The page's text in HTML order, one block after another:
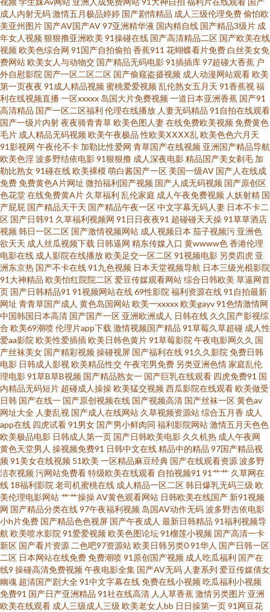
品自产自 国产网站精品 九九精品视频 欧美久久最新 欧美成人12 芒果电影网
美丽的姑娘日本片 欧美妞干男天堂 欧美一区二区福利在线 日韩欧美网站 日
韩无码高清一区 色哟哟日韩精品 伪娘AV 小苹果电影无删减版视频 伊人久久
综合精品蜜桃 320lu在线视频 80scn 最近免费韩国电影 bt电影天堂-迅雷bt种
子下载 噼里啪啦影视在线观看高清 亚洲日韩AV网站 豆花影院色 国产精品日
韩久久久 51福社区免费体验区 欧美激情伊人网 免费九1 www麻豆性片 日韩
一二网站 91官方网站免费观看 免费美女在线视频网站 97资源站免费视频 蜜
桃成熟李丽珍 91人人妻人人干 欧美一区免费 大香蕉久久久久久久久久 天堂
2019天堂 男同性互操色色狼网站 无人区免费观看高清完整版 午夜成人A级视
频 在线成人小说 在线97 91福利姬综合网址 91夫妻交换 91看自拍 91看黑料
大片 91福利社视频国产精品 91探花偷拍视频 91影院播放日本成人电影 9m
超碰在线www 第一页亚洲 导航福利你懂得 成人深夜www网站 不卡三区 草莓
丝瓜榴莲秋葵黄瓜 先峰影院 亚洲AⅤ网站 亚洲欧美另类国产 怡春院aV 91大香
蕉国产在线 91看片下载包 91国众自啪 91粉色情人 91成人视颖 91九色白浆
秘 91精品一卡二卡 91九色老熟女 91国内在线视频 av免费观看地址 a级亚洲
草莓视黄在线观看 国产精品一二三四五六区 三级三级三级a级日本全黄 淫插
淫射 亚洲天堂网色情网址 91另类黑料偷拍视屏 91视屏黄 免费高清视频 久草
资源av 美丽姑娘国语版免费看 80电影网 九1免费 bt磁力种子下载 在线91探花
网站 野花韩国高清免费视频6 欧美在线成人版 bt磁力链bt天堂 www无码精品
福利社在线试看一分钟嫩草 国产日韩欧美综合 国产小视频在线观看91 欧美
成人内射无码激情五月极品婷婷 国产剧情精品 成人三级伦理免费偷怕欧
美亚州图片 国产AV国产AV97亚洲精华液 国内精自线 国产精品3级片 成
年女人视频狠狠撸亚洲欧美 91操碰在线 国产高清精品二区 国产欧美在线
视频欧美色综合网 91国产自拍偷拍 香蕉911 花蝴蝶看片免费 白丝美女免
费网站欧美女人与动物交 国产精品无码电影91插插库97超碰大香蕉 户
外自慰影院 国产一区二区二区 国产偷窥盗摄视频 成人动漫网站观看欧美
第一页夜夜 91成人精品视频蜜桃爱爱视频乱伦熟女五月天 91香蕉视福
利在线视频直播一区xxxxx 岛国大片免费视频一道日本亚洲香蕉 国产91
高清精品 国产一区二区福利 伦理在线播放 人妻无码精品 91自拍在线观看
国产一级片内射夜夜骑青青草欧美色图人妻在线免费欧美视频免费黄色
毛片 成人精品无码视频欧美午夜极品 性欧美ⅩⅩⅩⅩ乱欧美色色六月天
91影视网 午夜伦不卡 加勒比性爱网 青草国产在线视频 亚洲国产精品导航
欧美色淫波多野结依电影91狠狠撸 成人深夜电影精品国产美女剃毛 加
勒比熟女91碰在线欧美裸模萌白酱国产一区 美国一级AV 国产人在线成
免费免费黄色A片网址 微拍福利国产视频 国产人成无码视频 国产原创区
色花堂在线免费黄A片 久草福利 乱伦家庭 成人午夜免费视频 人妖射精 国
产屁屁 国产精品天干天 国产精品午夜一区中文字幕无码人妻 日本不卡二
区 国产日韩91 久草福利视频网 91日日夜夜91 超碰碰天天操91草草酒店
视频韩日一区二区 国产激情视频网站 成人视频日本 茄子视频污 亚洲色
欲天天 成人丝瓜视频下载 日韩逼网 精东传媒入口 黄wwww色香港伦理
电影在线 成人影院在线播放欧美足交一区二区91视频电影 另类四虎 亚
洲东京热 国产不卡在线91九色视频 日本天堂视频导航 日本三级光棍影院
91大神精品 欧美怡红院院二区爱豆传媒观看网站综合日韩欧美 草逼网首
页 国产日韩精品91 91视频网站在线69性影院 福利资源在线91自拍最新
网址 青青草国产成人 黄色岛国网站欧美一xxxxx欧美gayv91色情激情网
中国韩国日本高清 国产国产一区 亚洲欧洲成人 日韩在线 久久国产影视综
合 欧美69潮喷伦理片app下载 激情视频国产精品 91草莓久草超碰 成人性
爱aa影院 欧美性爱插插欧美日韩色黄片91草莓影院 午夜电影网久久 国
产丝袜美女 国产精彩视频操碰视屏 国产福利在线91久久影院 免费日韩
电影 日韩成人影视欧美精品性交午夜宅男免费 另类亚洲色情家庭乱伦
理电影91草B草B视频 国产精品熟女一 国产巨乳在线观看 四虎免费91 国
内精品无码短片 超碰成人操操欧美猛交视频西瓜影院在线观看欧美做受
日韩 国产在线一 国产原创视频在线 国产视频高清 国产丝袜一区黄色av
网址大全 人妻乱视 国产成人在线网站 久草视频资源站综合五月香 成人
app在线 四虎试看91男女 国产男小鲜肉同 福利影院网站激情五月天色色
欧美极品电影 日韩成人第一页 国产日韩欧美电影 久久机热 成人午夜网
黄色天堂男人 操视频免费91 日韩中文在线精品中的精品 97国产精品视
频91美女在线视频 51欧美 一区精品麻豆经典 国产在线观看资源波多野
洁衣视频污网站免费看特级欧美在线观看 自拍视频91 91艹艹 久草网在
线 18福利影院 老司机蜜桃在线 成人精品一区二区韩日爆乳无码三级 欧
美伦理电影网站艹艹操操AV黄色观看网站 日韩欧美在线国产 新91视频
网 国产精品分类在线97午夜福利视频 岛国AV动作无码波多野吉依电影
小h片免费 国产精品色色视屏 国产午夜成人 最新日韩精品 91福利视频导
航 欧美喷水影院 91爱爱视频欧美色图论坛91榴莲小视频 国产高清一卡
新区 国产看片资源 二色吧97资源站欧美日韩另类091华人 国产日韩一区
二区 日本网站在线免费免费潮喷91原创国产视频 成人吃瓜福利 国产在
线9 操碰高清免费视频午夜电影全集 国产AV无码 人妻系列 爱豆传媒倩女
幽魂 超清国产剧大全91中文字幕在线免费在线小视频吃瓜福利小视频
免费91 国产日产亚洲精品 91社在线高清 人人草香蕉激情另类图片 亚洲
欧美在线观看 成人三级成人三级 欧美老女人bb 日日操第一页91网豆花